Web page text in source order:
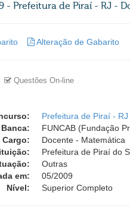
- Prefeitura de Piraí - RJ -
Alteração de Gabarito
Questões On-line
Prefeitura de Piraí -
Banca:
FUNCAB (Fundação
Cargo:
Docente - Matemática
Prefeitura de Piraí do
Outras
em:
05/2009
Nível:
Superior Completo